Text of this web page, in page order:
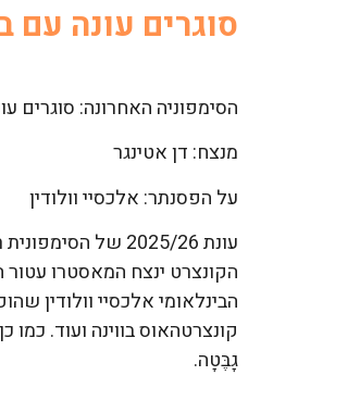
סוגרים עונה עם
הסימפוניה האחרונה: סוגרים
מנצח: דן אטינגר
על הפסנתר: אלכסיי וולודין
עונת 2025/26 של
הקונצרט ינצח המאסטרו
הבינלאומי אלכסיי וולודין
קונצרטהאוס בווינה ועוד. כמו
גָבֶּטָה.